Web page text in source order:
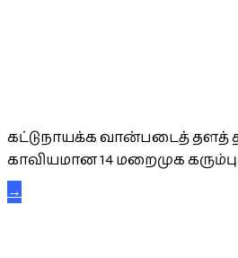
கட்டுநாயக்க வான்படைத் தளத்
காவியமான 14 மறைமுக
→